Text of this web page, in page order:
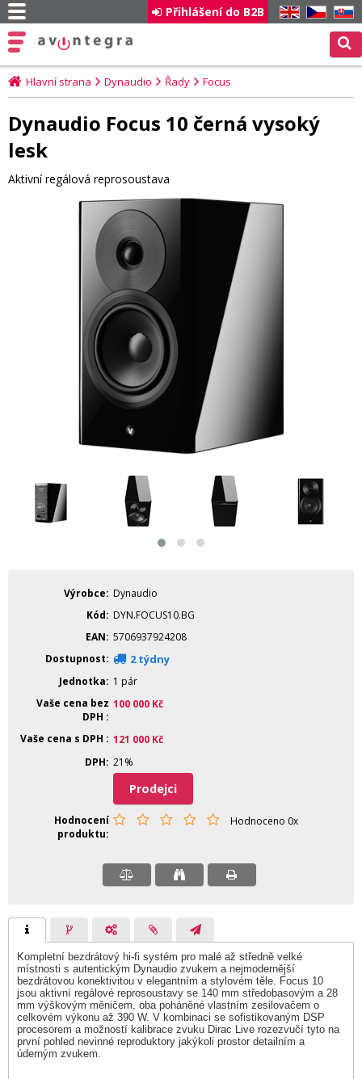
EN CZ SK
Přihlášení do B2B
Hlavní strana Dynaudio Řady Focus
Dynaudio Focus 10 černá vysoký
lesk
Aktivní regálová reprosoustava
Výrobce
Dynaudio
Kód
DYN.FOCUS10.BG
EAN 5706937924208
Dostupnost
2 týdny
Jednotka
1 pár
Vaše cena bez
DPH
100 000 Kč
Vaše cena s DPH 121 000 Kč
DPH 21%
Prodejci
Hodnocení
produktu
Hodnoceno 0x
Kompletní bezdrátový hi-fi systém pro malé až středně velké
místnosti s autentickým Dynaudio zvukem a nejmodernější
bezdrátovou konektivitou v elegantním a stylovém těle. Focus 10
jsou aktivní regálové reprosoustavy se 140 mm středobasovým a 28
mm výškovým měničem, oba poháněné vlastním zesilovačem o
celkovém výkonu až 390 W. V kombinaci se sofistikovaným DSP
procesorem a možností kalibrace zvuku Dirac Live rozezvučí tyto na
první pohled nevinné reproduktory jakýkoli prostor detailním a
úderným zvukem.